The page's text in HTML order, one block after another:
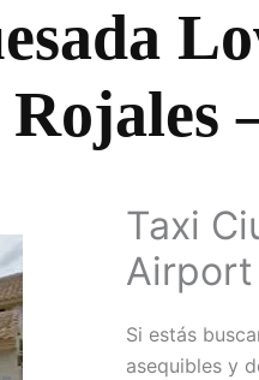
Taxi
Si estás
asequibles y